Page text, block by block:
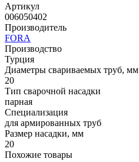
Артикул
006050402
Производитель
FORA
Производство
Турция
Диаметры свариваемых труб, мм
20
Тип сварочной насадки
парная
Специализация
для армированных труб
Размер насадки, мм
20
Похожие товары